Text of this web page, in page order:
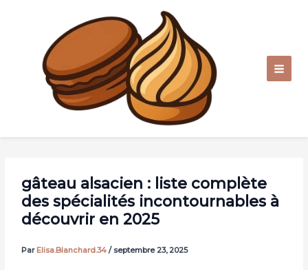
gâteau alsacien : liste complète
des spécialités incontournables à
découvrir en 2025
Par Elisa.Blanchard.34/ septembre 23, 2025